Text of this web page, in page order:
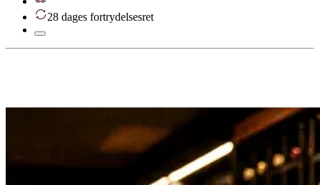
28 dages fortrydelsesret